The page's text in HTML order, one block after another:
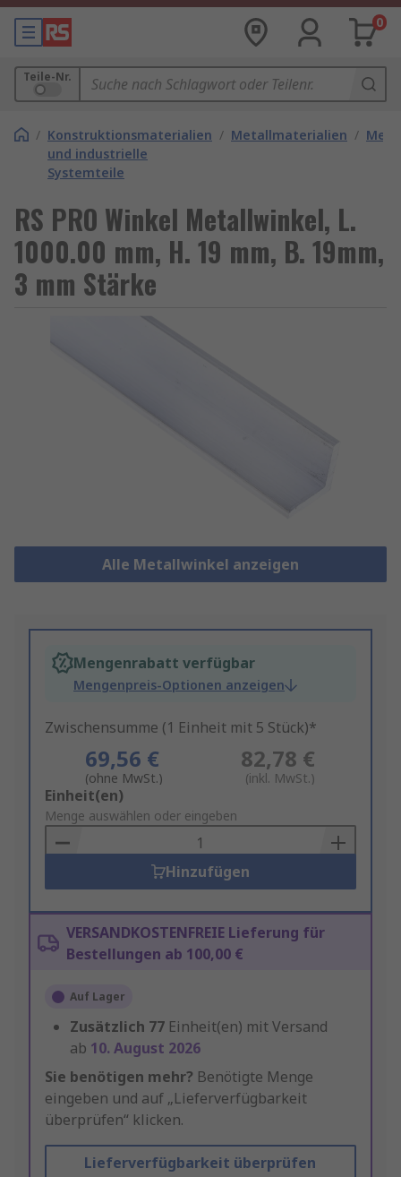
0
Teile-Nr.
/ Konstruktionsmaterialien
und industrielle
Systemteile
/ Metallmaterialien /
RS PRO Winkel Metallwinkel, L.
1000.00 mm, H. 19 mm, B. 19mm,
3 mm Stärke
Alle Metallwinkel anzeigen
Mengenrabatt verfügbar
Mengenpreis-Optionen anzeigen
Zwischensumme (1 Einheit mit 5 Stück)*
69,56 €
(ohne MwSt.)
82,78 €
(inkl. MwSt.)
Add
to
Basket
Einheit(en)
Menge auswählen oder eingeben
Hinzufügen
VERSANDKOSTENFREIE Lieferung für
Bestellungen ab 100,00 €
Auf Lager
Zusätzlich 77 Einheit(en) mit Versand
ab 10. August 2026
Sie benötigen mehr? Benötigte Menge
eingeben und auf „Lieferverfügbarkeit
überprüfen“ klicken.
Lieferverfügbarkeit überprüfen